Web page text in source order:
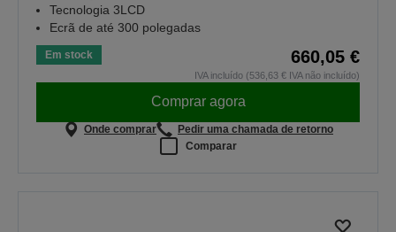
Tecnologia 3LCD
Ecrã de até 300 polegadas
Em stock 660,05 €
IVA incluído (536,63 € IVA não incluído)
Comprar agora
Onde comprar
Pedir uma chamada de retorno
Comparar